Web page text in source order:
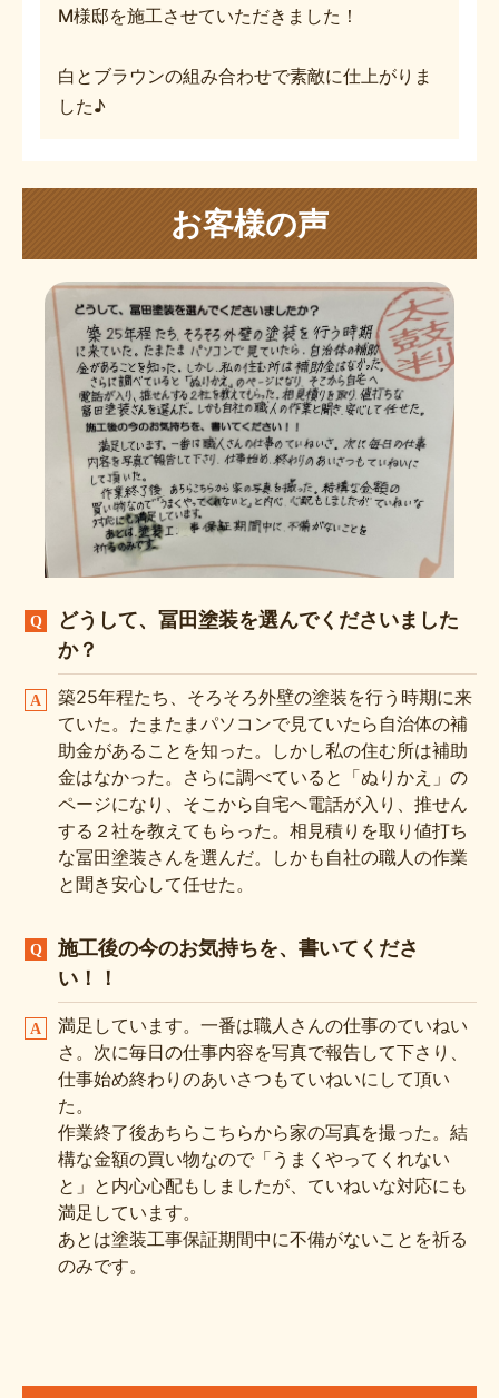
M様邸を施工させていただきました！
白とブラウンの組み合わせで素敵に仕上がりま
した♪
お客様の声
どうして、冨田塗装を選んでくださいました
か？
築25年程たち、そろそろ外壁の塗装を行う時期に来
ていた。たまたまパソコンで見ていたら自治体の補
助金があることを知った。しかし私の住む所は補助
金はなかった。さらに調べていると「ぬりかえ」の
ページになり、そこから自宅へ電話が入り、推せん
する２社を教えてもらった。相見積りを取り値打ち
な冨田塗装さんを選んだ。しかも自社の職人の作業
と聞き安心して任せた。
施工後の今のお気持ちを、書いてくださ
い！！
満足しています。一番は職人さんの仕事のていねい
さ。次に毎日の仕事内容を写真で報告して下さり、
仕事始め終わりのあいさつもていねいにして頂い
た。
作業終了後あちらこちらから家の写真を撮った。結
構な金額の買い物なので「うまくやってくれない
と」と内心心配もしましたが、ていねいな対応にも
満足しています。
あとは塗装工事保証期間中に不備がないことを祈る
のみです。